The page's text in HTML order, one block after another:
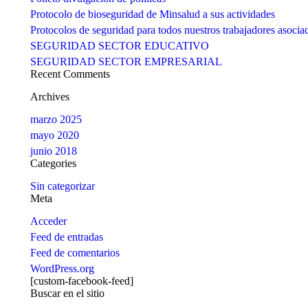
Protocolo de bioseguridad de Minsalud a sus actividades
Protocolos de seguridad para todos nuestros trabajadores
SEGURIDAD SECTOR EDUCATIVO
SEGURIDAD SECTOR EMPRESARIAL
Recent Comments
Archives
marzo 2025
mayo 2020
junio 2018
Categories
Sin categorizar
Meta
Acceder
Feed de entradas
Feed de comentarios
WordPress.org
[custom-facebook-feed]
Buscar en el sitio